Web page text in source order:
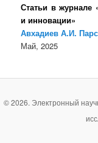
Статьи в журнале
и инновации»
Авхадиев А.И.
Май, 2025
© 2026. Электронный